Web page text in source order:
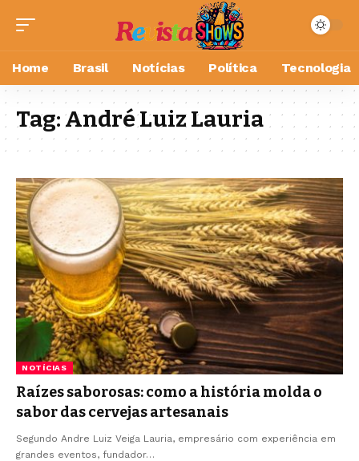
Home Brasil Notícias Política Tecnologia
Tag:André Luiz Lauria
NOTÍCIAS
Raízes saborosas: como a história molda o
sabor das cervejas artesanais
Segundo Andre Luiz Veiga Lauria, empresário com experiência em
grandes eventos, fundador…